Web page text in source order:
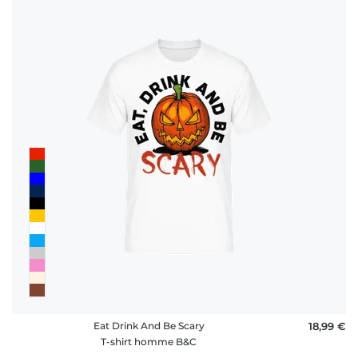
Eat Drink And Be Scary
T-shirt homme B&C
18,99 €